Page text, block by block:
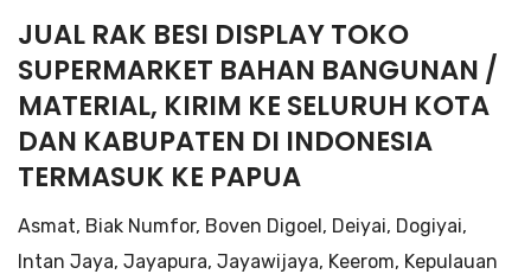
JUAL RAK BESI DISPLAY TOKO
SUPERMARKET BAHAN BANGUNAN /
MATERIAL, KIRIM KE SELURUH KOTA
DAN KABUPATEN DI INDONESIA
TERMASUK KE PAPUA
Asmat, Biak Numfor, Boven Digoel, Deiyai, Dogiyai,
Intan Jaya, Jayapura, Jayawijaya, Keerom, Kepulauan